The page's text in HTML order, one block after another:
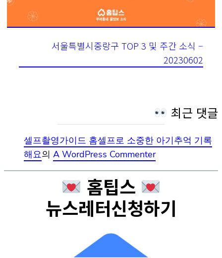
서울특별시중랑구 TOP 3 및 주간 소식 –
20230602
최근 댓글
셀프촬영가이드 홈셀프로 소중한 아기추억 기록
해요의 A WordPress Commenter
홈팁스
뉴스레터신청하기